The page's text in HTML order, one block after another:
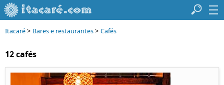
Itacaré> Bares e restaurantes> Cafés
12 cafés